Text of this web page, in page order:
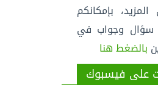
بإمكانكم
سؤال وجواب في
بالضغط هنا
على فيسبوك